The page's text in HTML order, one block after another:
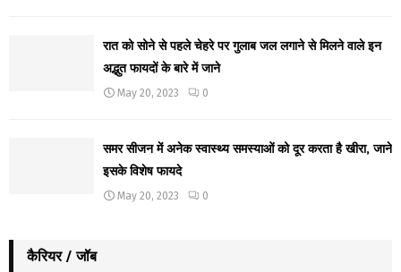
रात को सोने से पहले चेहरे पर गुलाब जल लगाने से मिलने वाले इन
अद्भुत फायदों के बारे में जाने
May 20, 2023 0
समर सीजन में अनेक स्वास्थ्य समस्याओं को दूर करता है खीरा, जाने
इसके विशेष फायदे
May 20, 2023 0
कैरियर / जॉब